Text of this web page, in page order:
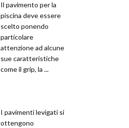
Il pavimento per la
piscina deve essere
scelto ponendo
particolare
attenzione ad alcune
sue caratteristiche
come il grip, la ...
I pavimenti levigati si
ottengono